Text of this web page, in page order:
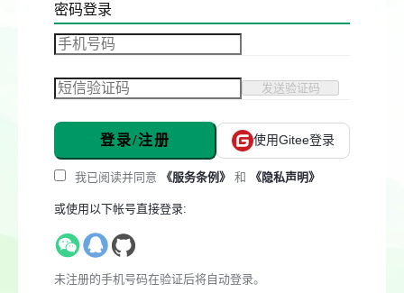
密码登录
发送验证码
登录/注册 使用Gitee登录
我已阅读并同意 《服务条例》 和 《隐私声明》
或使用以下帐号直接登录:
未注册的手机号码在验证后将自动登录。